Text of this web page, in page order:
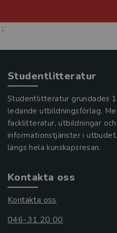
;
Studentlitteratur
Studentlitteratur grundades
ledande utbildningsförlag.
facklitteratur, utbildningar
informationstjänster i
längs hela kunskapsresan.
Kontakta oss
Kontakta oss
046-31 20 00